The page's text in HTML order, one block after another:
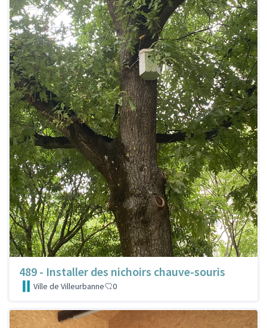
489 - Installer des nichoirs chauve-souris
Ville de Villeurbanne 0